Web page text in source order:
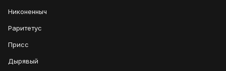
Никоненныч
Раритетус
Присс
Дырявый